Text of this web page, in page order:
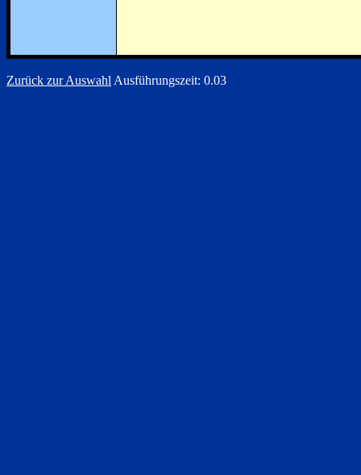
Zurück zur Auswahl Ausführungszeit: 0.03